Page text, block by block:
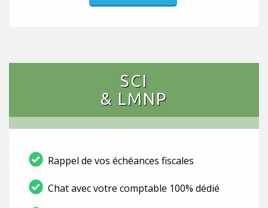
SCI
& LMNP
Rappel de vos échéances fiscales
Chat avec votre comptable 100% dédié